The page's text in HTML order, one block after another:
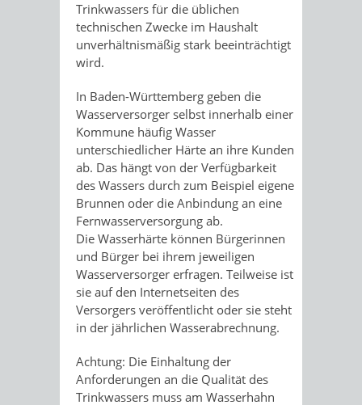
Trinkwassers für die üblichen
technischen Zwecke im Haushalt
unverhältnismäßig stark beeinträchtigt
wird.
In Baden-Württemberg geben die
Wasserversorger selbst innerhalb einer
Kommune häufig Wasser
unterschiedlicher Härte an ihre Kunden
ab. Das hängt von der Verfügbarkeit
des Wassers durch zum Beispiel eigene
Brunnen oder die Anbindung an eine
Fernwasserversorgung ab.
Die Wasserhärte können Bürgerinnen
und Bürger bei ihrem jeweiligen
Wasserversorger erfragen. Teilweise ist
sie auf den Internetseiten des
Versorgers veröffentlicht oder sie steht
in der jährlichen Wasserabrechnung.
Achtung: Die Einhaltung der
Anforderungen an die Qualität des
Trinkwassers muss am Wasserhahn